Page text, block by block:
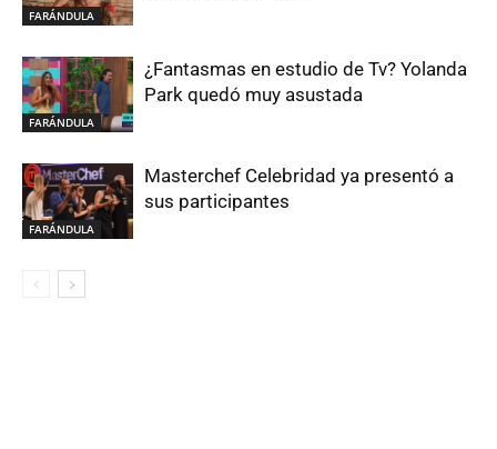
FARÁNDULA
FARÁNDULA
¿Fantasmas en estudio de Tv? Yolanda
Park quedó muy asustada
FARÁNDULA
Masterchef Celebridad ya presentó a
sus participantes